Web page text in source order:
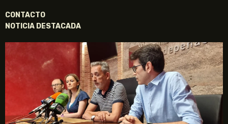
CONTACTO
NOTICIA DESTACADA